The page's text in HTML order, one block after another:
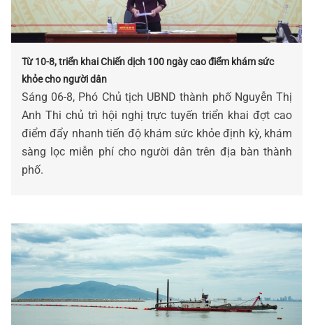
Từ 10-8, triển khai Chiến dịch 100 ngày cao điểm khám sức
khỏe cho người dân
Sáng 06-8, Phó Chủ tịch UBND thành phố Nguyễn Thị
Anh Thi chủ trì hội nghị trực tuyến triển khai đợt cao
điểm đẩy nhanh tiến độ khám sức khỏe định kỳ, khám
sàng lọc miễn phí cho người dân trên địa bàn thành
phố.